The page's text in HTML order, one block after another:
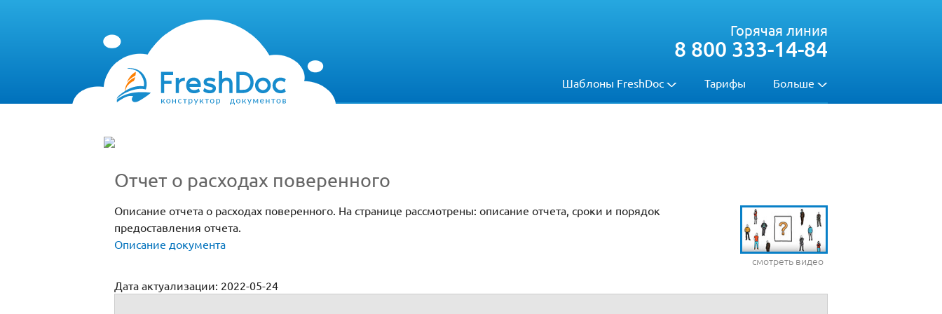
Шаблоны FreshDoc Тарифы Больше
Горячая линия
8 800 333-14-84
Отчет о расходах поверенного
смотреть видео
Описание отчета о расходах поверенного. На странице рассмотрены: описание отчета, сроки и порядок
предоставления отчета.
Описание документа
Дата актуализации: 2022-05-24